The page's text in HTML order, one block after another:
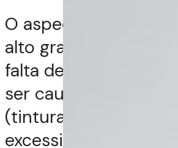
O aspecto de palha
alto grau de
falta de massa
ser causado por
(tintura,
excessivo de